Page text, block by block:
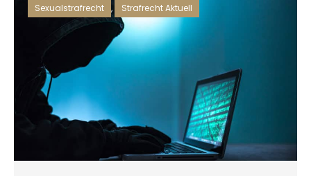
Sexualstrafrecht , Strafrecht Aktuell